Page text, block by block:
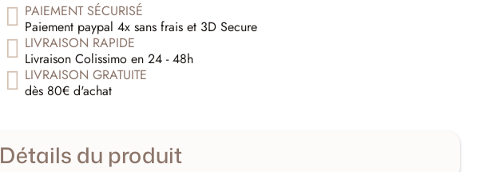
PAIEMENT SÉCURISÉ
Paiement paypal 4x sans frais et 3D Secure
LIVRAISON RAPIDE
Livraison Colissimo en 24 - 48h
LIVRAISON GRATUITE
dès 80€ d'achat
Détails du produit